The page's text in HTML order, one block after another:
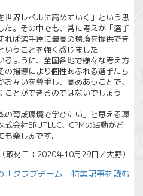
界レベルに高めていく」という思
た。その中でも、常に考えが「選手
れば選手達に最高の環境を提供でき
うことを強く感じました。
るように、全国各地で様々な考え方
の指導により個性あふれる選手たち
互いを尊重し、高めあうことで、
ことができるのではないでしょう
の育成環境で学びたい」と思える環
会社ERUTLUC、CPMの活動がど
楽しみです。
（取材日：2020年10月29日／大野）
「クラブチーム」特集記事を読む